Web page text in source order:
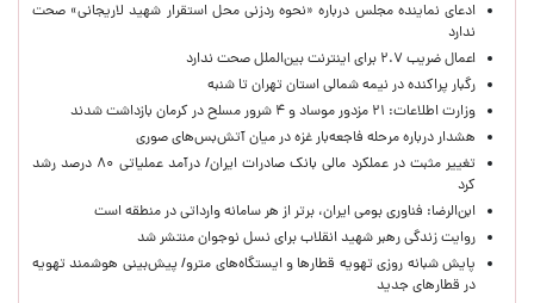
ادعای نماینده مجلس درباره «نحوه ردزنی محل استقرار شهید لاریجانی» صحت
ندارد
اعمال ضریب ۲.۷ برای اینترنت بین‌الملل صحت ندارد
رگبار پراکنده در نیمه شمالی استان تهران تا شنبه
وزارت اطلاعات: ۲۱ مزدور موساد و ۴ شرور مسلح در کرمان بازداشت شدند
هشدار درباره مرحله فاجعه‌بار غزه در میان آتش‌بس‌های صوری
تغییر مثبت در عملکرد مالی بانک صادرات ایران/ درآمد عملیاتی ۸۰ درصد رشد
کرد
ابن‌الرضا: فناوری بومی ایران، برتر از هر سامانه وارداتی در منطقه است
روایت زندگی رهبر شهید انقلاب برای نسل نوجوان منتشر شد
پایش شبانه روزی تهویه قطارها و ایستگاه‌های مترو/ پیش‌بینی هوشمند تهویه
در قطارهای جدید